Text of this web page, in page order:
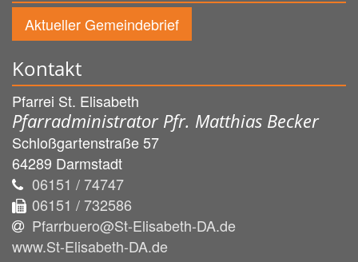
Aktueller Gemeindebrief
Kontakt
Pfarrei St. Elisabeth
Pfarradministrator Pfr. Matthias Becker
Schloßgartenstraße 57
64289 Darmstadt
06151 / 74747
06151 / 732586
Pfarrbuero@St-Elisabeth-DA.de
www.St-Elisabeth-DA.de